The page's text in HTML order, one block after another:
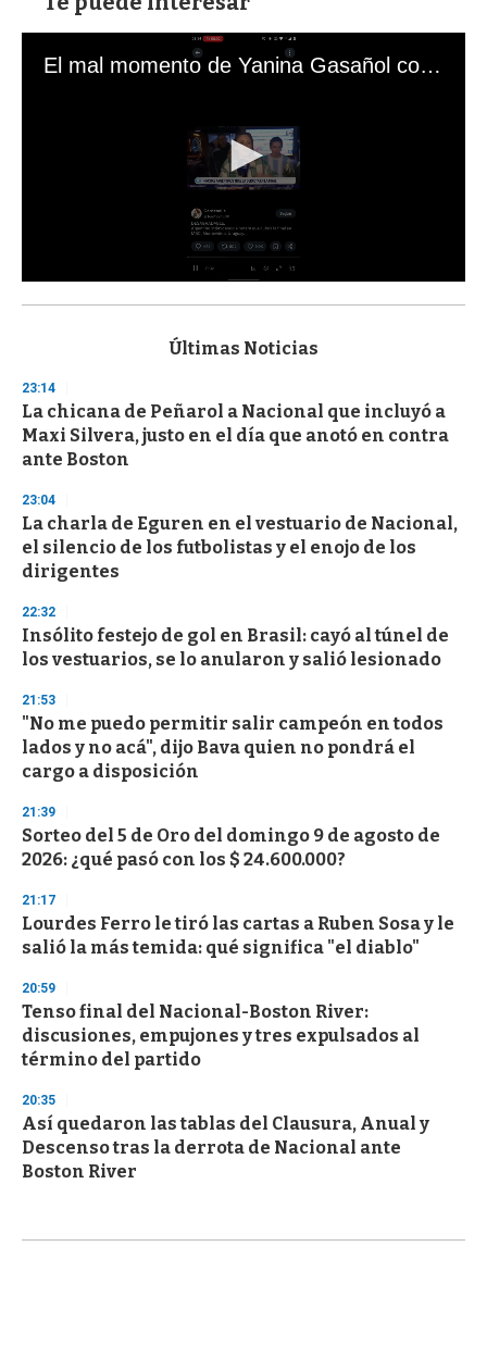
El mal momento de Yanina Gasañol con un hincha argentino en "Subrayado"
s
d
s
o
f
3
s
e
c
o
n
Últimas Noticias
23:14
La chicana de Peñarol a Nacional que incluyó a
Maxi Silvera, justo en el día que anotó en contra
ante Boston
23:04
La charla de Eguren en el vestuario de Nacional,
el silencio de los futbolistas y el enojo de los
dirigentes
22:32
Insólito festejo de gol en Brasil: cayó al túnel de
los vestuarios, se lo anularon y salió lesionado
21:53
"No me puedo permitir salir campeón en todos
lados y no acá", dijo Bava quien no pondrá el
cargo a disposición
21:39
Sorteo del 5 de Oro del domingo 9 de agosto de
2026: ¿qué pasó con los $ 24.600.000?
21:17
Lourdes Ferro le tiró las cartas a Ruben Sosa y le
salió la más temida: qué significa "el diablo"
20:59
Tenso final del Nacional-Boston River:
discusiones, empujones y tres expulsados al
término del partido
20:35
Así quedaron las tablas del Clausura, Anual y
Descenso tras la derrota de Nacional ante
Boston River